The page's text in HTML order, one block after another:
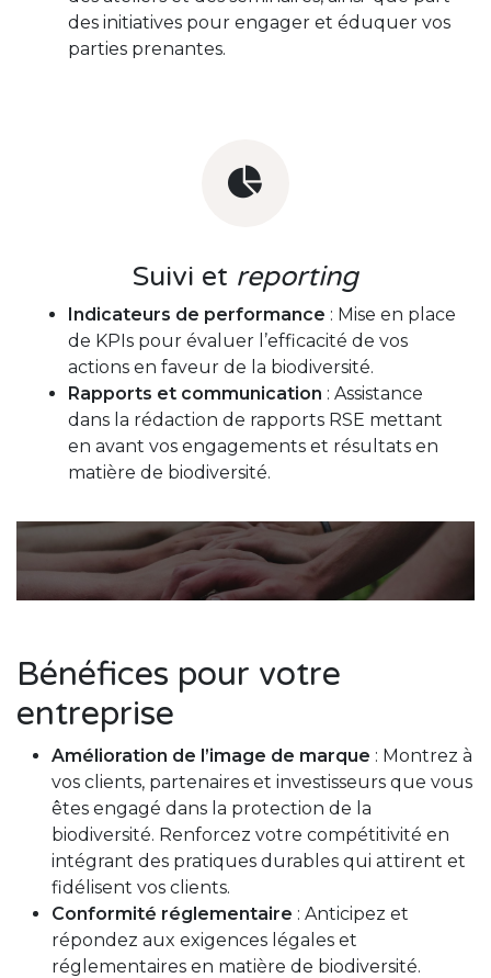
des initiatives pour engager et éduquer vos
parties prenantes.
Suivi et reporting
Indicateurs de performance : Mise en place
de KPIs pour évaluer l’efficacité de vos
actions en faveur de la biodiversité.
Rapports et communication : Assistance
dans la rédaction de rapports RSE mettant
en avant vos engagements et résultats en
matière de biodiversité.
Bénéfices pour votre
entreprise
Amélioration de l’image de marque : Montrez à
vos clients, partenaires et investisseurs que vous
êtes engagé dans la protection de la
biodiversité. Renforcez votre compétitivité en
intégrant des pratiques durables qui attirent et
fidélisent vos clients.
Conformité réglementaire : Anticipez et
répondez aux exigences légales et
réglementaires en matière de biodiversité.